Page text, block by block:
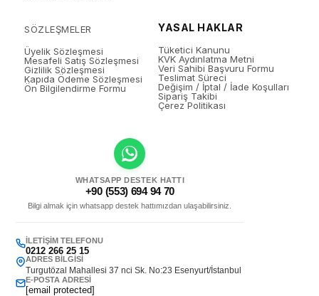
SÖZLEŞMELER
Üyelik Sözleşmesi
Mesafeli Satış Sözleşmesi
Gizlilik Sözleşmesi
Kapıda Ödeme Sözleşmesi
Ön Bilgilendirme Formu
YASAL HAKLAR
Tüketici Kanunu
KVK Aydınlatma Metni
Veri Sahibi Başvuru Formu
Teslimat Süreci
Değişim / İptal / İade Koşulları
Sipariş Takibi
Çerez Politikası
WHATSAPP DESTEK HATTI
+90 (553) 694 94 70
Bilgi almak için whatsapp destek hattımızdan ulaşabilirsiniz.
İLETIŞIM TELEFONU
0212 266 25 15
ADRES BILGISI
Turgutözal Mahallesi 37 nci Sk. No:23 Esenyurt/İstanbul
E-POSTA ADRESI
[email protected]